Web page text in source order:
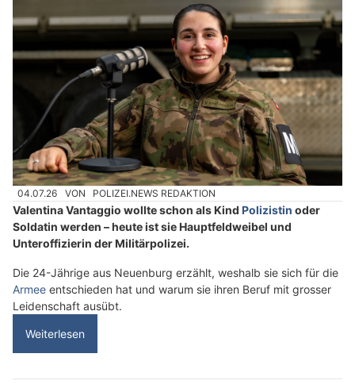
04.07.26 VON POLIZEI.NEWS REDAKTION
Valentina Vantaggio wollte schon als Kind Polizistin oder
Soldatin werden – heute ist sie Hauptfeldweibel und
Unteroffizierin der Militärpolizei.
Die 24-Jährige aus Neuenburg erzählt, weshalb sie sich für die
Armee entschieden hat und warum sie ihren Beruf mit grosser
Leidenschaft ausübt.
Weiterlesen